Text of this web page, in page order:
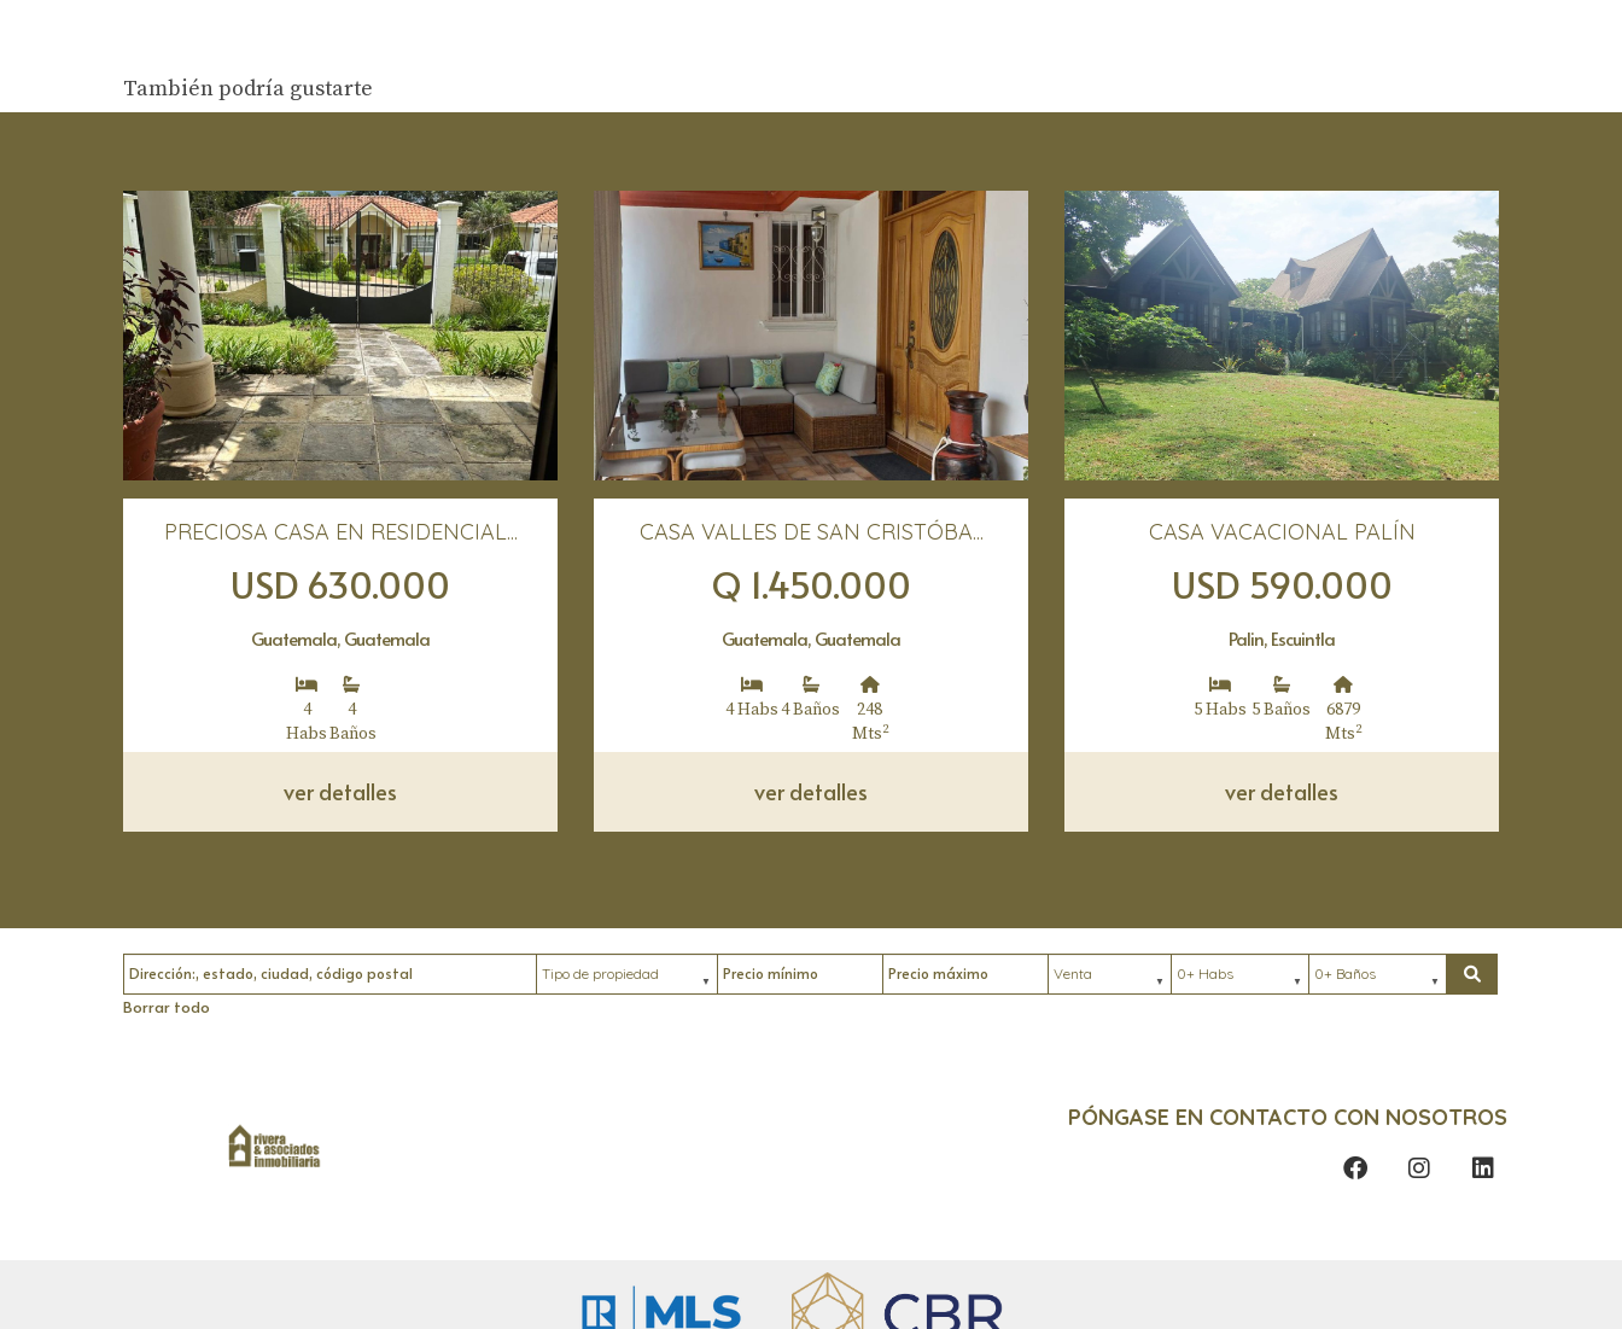
También podría gustarte
PRECIOSA CASA EN RESIDENCIAL...
USD 630.000
Guatemala, Guatemala
4
Habs
4
Baños
ver detalles
CASA VALLES DE SAN CRISTÓBA...
Q 1.450.000
Guatemala, Guatemala
4 Habs4 Baños
248
Mts2
ver detalles
CASA VACACIONAL PALÍN
USD 590.000
Palin, Escuintla
5 Habs 5 Baños
6879
Mts2
ver detalles
Ubicación Precio mínimo Precio máximo Buscar
Borrar todo
PÓNGASE EN CONTACTO CON NOSOTROS